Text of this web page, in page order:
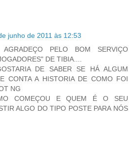
junho de 2011 às 12:53
AGRADEÇO PELO BOM SERVIÇO
DE TIBIA....
DE SABER SE HÁ ALGUM
CONTA A HISTORIA DE COMO FOI
NG
COMEÇOU E QUEM É O SEU
ALGO DO TIPO POSTE PARA NÓS